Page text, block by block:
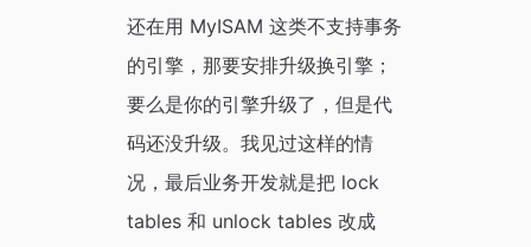
还在用 MyISAM 这类不支持事务
的引擎，那要安排升级换引擎；
要么是你的引擎升级了，但是代
码还没升级。我见过这样的情
况，最后业务开发就是把 lock
tables 和 unlock tables 改成